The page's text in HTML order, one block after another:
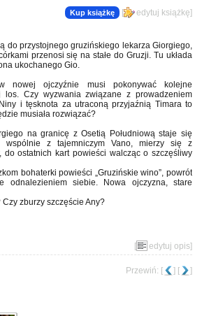
Kup książkę [ edytuj książkę]
do przystojnego gruzińskiego lekarza Giorgiego,
przenosi się na stałe do Gruzji. Tu układa
ukochanego Gio.
nowej ojczyźnie musi pokonywać kolejne
los. Czy wyzwania związane z prowadzeniem
i tęsknota za utraconą przyjaźnią Timara to
musiała rozwiązać?
na granicę z Osetią Południową staje się
z tajemniczym Vano, mierzy się z
do ostatnich kart powieści walcząc o szczęśliwy
bohaterki powieści „Gruzińskie wino”, powrót
odnalezieniem siebie. Nowa ojczyzna, stare
zburzy szczęście Any?
[ edytuj opis]
Przewiń: [ ] [ ]